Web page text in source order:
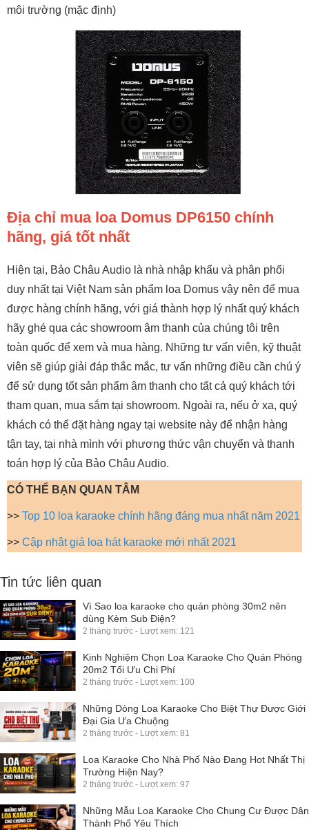
môi trường (mặc định)
Địa chỉ mua loa Domus DP6150 chính
hãng, giá tốt nhất
Hiện tại, Bảo Châu Audio là nhà nhập khẩu và phân phối
duy nhất tại Việt Nam sản phẩm loa Domus vậy nên để mua
được hàng chính hãng, với giá thành hợp lý nhất quý khách
hãy ghé qua các showroom âm thanh của chúng tôi trên
toàn quốc để xem và mua hàng. Những tư vấn viên, kỹ thuật
viên sẽ giúp giải đáp thắc mắc, tư vấn những điều cần chú ý
để sử dụng tốt sản phẩm âm thanh cho tất cả quý khách tới
tham quan, mua sắm tại showroom. Ngoài ra, nếu ở xa, quý
khách có thể đặt hàng ngay tại website này để nhận hàng
tận tay, tại nhà mình với phương thức vận chuyển và thanh
toán hợp lý của Bảo Châu Audio.
CÓ THỂ BẠN QUAN TÂM
>> Top 10 loa karaoke chính hãng đáng mua nhất năm 2021
>> Cập nhật giá loa hát karaoke mới nhất 2021
Tin tức liên quan
Vì Sao loa karaoke cho quán phòng 30m2 nên
dùng Kèm Sub Điện?
2 tháng trước - Lượt xem: 121
Kinh Nghiệm Chọn Loa Karaoke Cho Quán Phòng
20m2 Tối Ưu Chi Phí
2 tháng trước - Lượt xem: 100
Những Dòng Loa Karaoke Cho Biệt Thự Được Giới
Đại Gia Ưa Chuộng
2 tháng trước - Lượt xem: 81
Loa Karaoke Cho Nhà Phố Nào Đang Hot Nhất Thị
Trường Hiện Nay?
2 tháng trước - Lượt xem: 97
Những Mẫu Loa Karaoke Cho Chung Cư Được Dân
Thành Phố Yêu Thích